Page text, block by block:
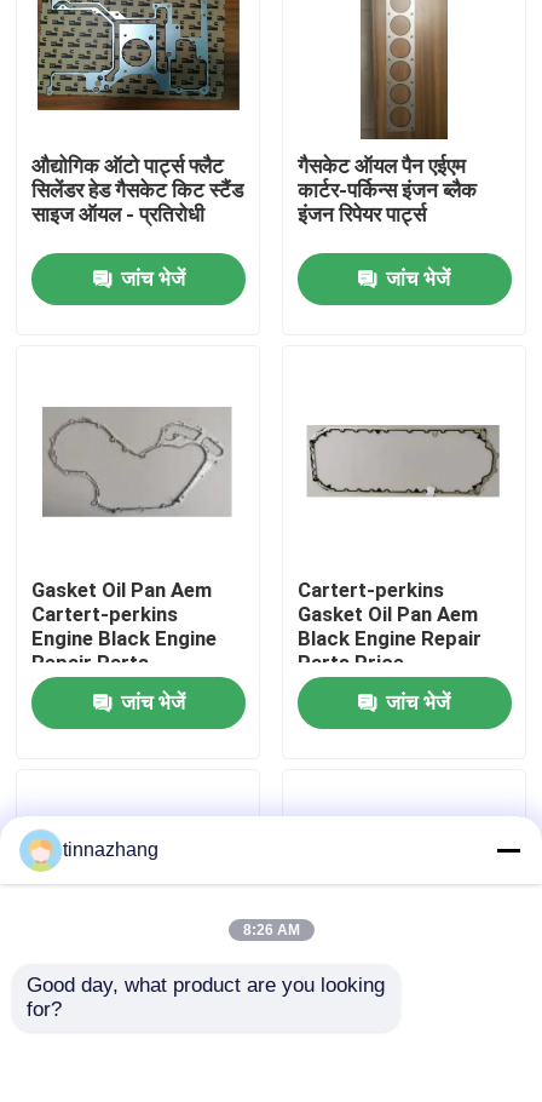
उत्पादों
कारखाना भ्रमण
गुणवत्ता नियंत्रण
एक उद्धरण का अनुरोध करें
मोटर वाहन तेल जवानों
औद्योगिक ऑटो पार्ट्स फ्लैट
सिलेंडर हेड गैसकेट किट स्टैंड
साइज ऑयल - प्रतिरोधी
जांच भेजें
गैसकेट ऑयल पैन एईएम
कार्टर-पर्किन्स इंजन ब्लैक
इंजन रिपेयर पार्ट्स
जांच भेजें
Gasket Oil Pan Aem
Cartert-perkins
Engine Black Engine
Repair Parts
जांच भेजें
Cartert-perkins
Gasket Oil Pan Aem
Black Engine Repair
Parts Price
जांच भेजें
Carter Engine Gasket
tinnazhang
8:26 AM
Good day, what product are you looking
for?